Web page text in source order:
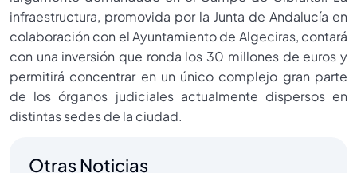
infraestructura, promovida por la Junta de Andalucía en
colaboración con el Ayuntamiento de Algeciras, contará
con una inversión que ronda los 30 millones de euros y
permitirá concentrar en un único complejo gran parte
de los órganos judiciales actualmente dispersos en
distintas sedes de la ciudad.
Otras Noticias